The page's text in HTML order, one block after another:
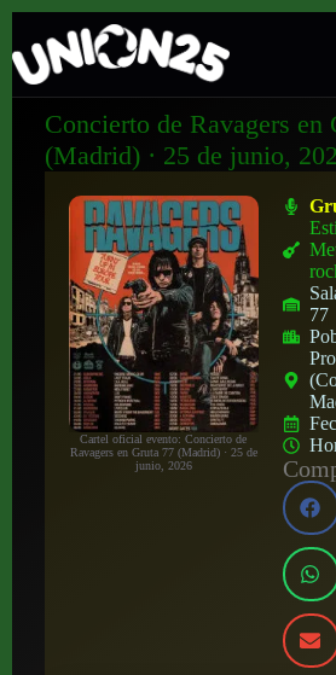
Concierto de Ravagers en
(Madrid) · 25 de junio,
Cartel oficial evento: Concierto de
Ravagers en Gruta 77 (Madrid) · 25 de
junio, 2026
77